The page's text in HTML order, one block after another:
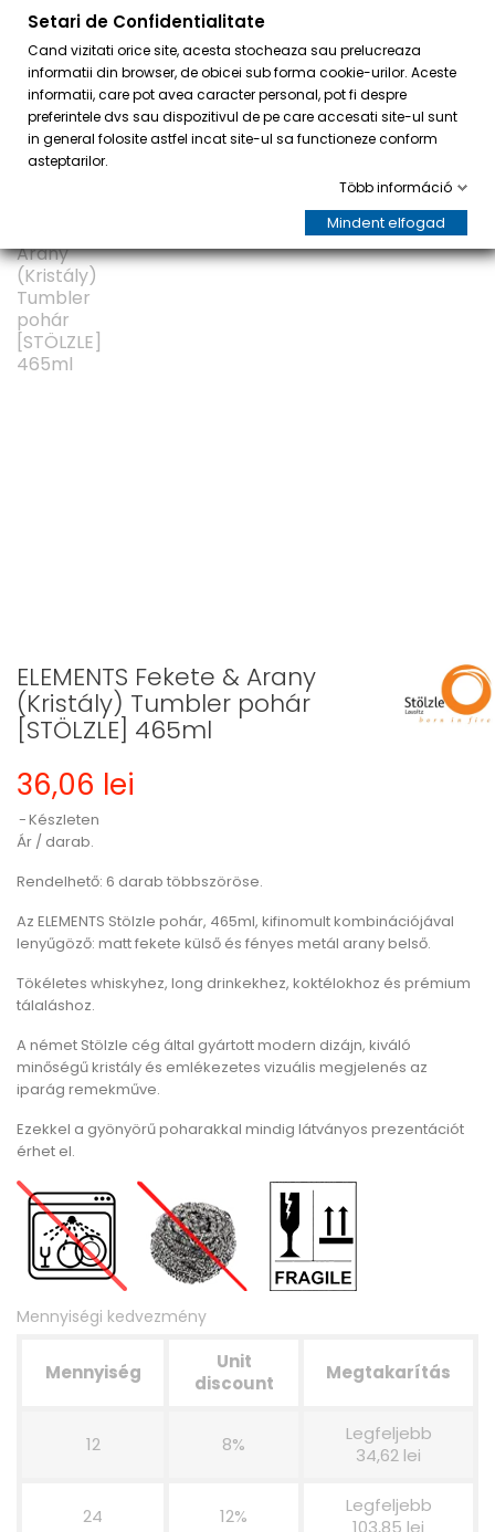
ELEMENTS Fekete & Arany
(Kristály) Tumbler pohár
[STÖLZLE] 465ml
36,06 lei
Készleten
Ár / darab.
Rendelhető: 6 darab többszöröse.
Az ELEMENTS Stölzle pohár, 465ml, kifinomult kombinációjával
lenyűgöző: matt fekete külső és fényes metál arany belső.
Tökéletes whiskyhez, long drinkekhez, koktélokhoz és prémium
tálaláshoz.
A német Stölzle cég által gyártott modern dizájn, kiváló
minőségű kristály és emlékezetes vizuális megjelenés az
iparág remekműve.
Ezekkel a gyönyörű poharakkal mindig látványos prezentációt
érhet el.
Mennyiségi kedvezmény
Mennyiség
Unit
discount
Megtakarítás
12 8%
Legfeljebb
34,62 lei
24 12%
Legfeljebb
103,85 lei
Setari de Confidentialitate
Cand vizitati orice site, acesta stocheaza sau prelucreaza
informatii din browser, de obicei sub forma cookie-urilor. Aceste
informatii, care pot avea caracter personal, pot fi despre
preferintele dvs sau dispozitivul de pe care accesati site-ul sunt
in general folosite astfel incat site-ul sa functioneze conform
asteptarilor.
Több információ
Mindent elfogad